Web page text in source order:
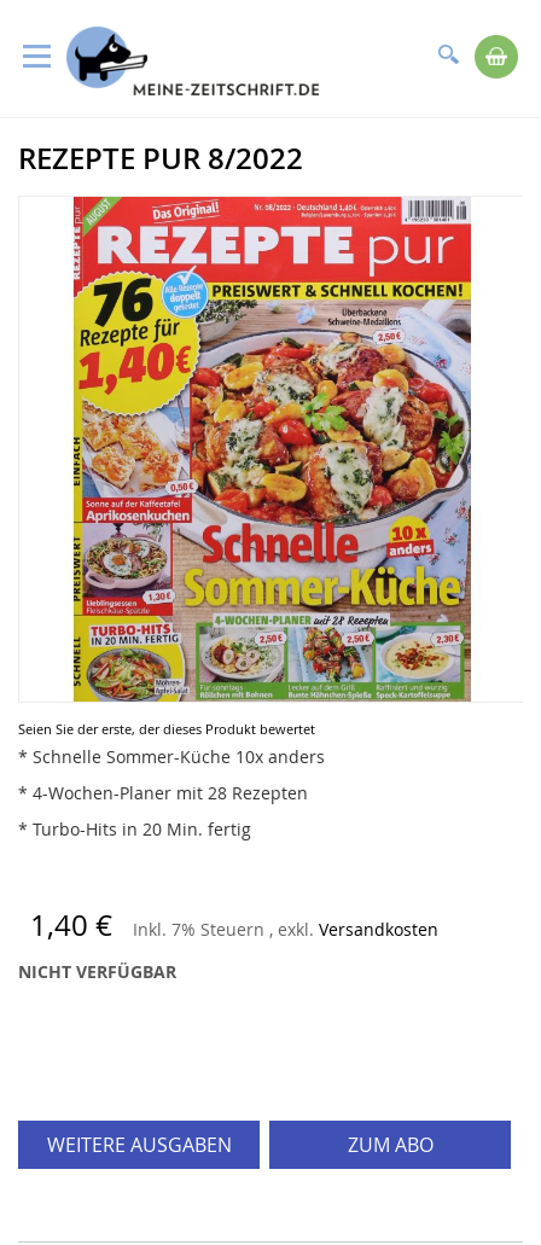
Suche
zum
Inhalt
Seien Sie der erste, der dieses Produkt bewertet
* Schnelle Sommer-Küche 10x anders
* 4-Wochen-Planer mit 28 Rezepten
* Turbo-Hits in 20 Min. fertig
1,40 € Inkl. 7% Steuern , exkl. Versandkosten
NICHT VERFÜGBAR
WEITERE AUSGABEN ZUM ABO
Zum
Bildergalerie
springen
REZEPTE PUR 8/2022
Zum
Anfang
Bildergalerie
springen